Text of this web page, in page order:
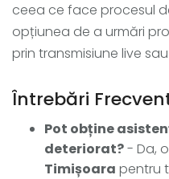
ceea ce face procesul
opțiunea de a urmări
prin transmisiune live
Întrebări
Pot obține
deteriorat?- Da,
Timișoara pentru